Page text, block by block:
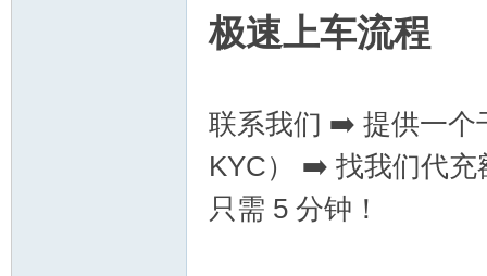
极速上车流程
联系我们 ➡️ 提供一个
KYC） ➡️ 找我们代
只需 5 分钟！